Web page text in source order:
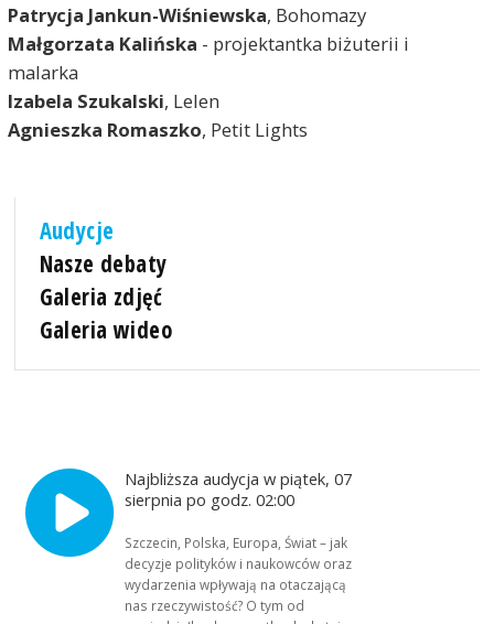
Patrycja Jankun-Wiśniewska, Bohomazy
Małgorzata Kalińska - projektantka biżuterii i
malarka
Izabela Szukalski, Lelen
Agnieszka Romaszko, Petit Lights
Audycje
Nasze debaty
Galeria zdjęć
Galeria wideo
Najbliższa audycja w piątek, 07
sierpnia po godz. 02:00
Szczecin, Polska, Europa, Świat – jak
decyzje polityków i naukowców oraz
wydarzenia wpływają na otaczającą
nas rzeczywistość? O tym od